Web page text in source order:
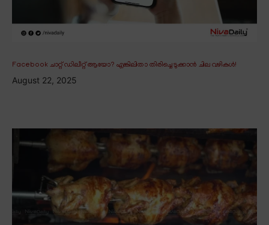
Facebook ചാറ്റ് ഡിലീറ്റ് ആയോ? എങ്കിലിതാ തിരിച്ചെടുക്കാൻ ചില വഴികൾ!
August 22, 2025